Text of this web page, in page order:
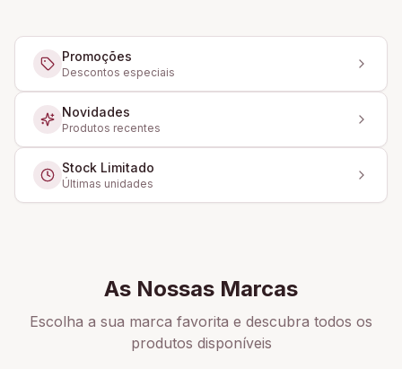
Promoções
Descontos especiais
Novidades
Produtos recentes
Stock Limitado
Últimas unidades
As Nossas Marcas
Escolha a sua marca favorita e descubra todos os
produtos disponíveis